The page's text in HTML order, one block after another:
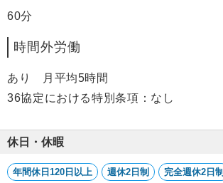
60分
時間外労働
あり 月平均5時間
36協定における特別条項：なし
休日・休暇
年間休日120日以上 週休2日制 完全週休2日制